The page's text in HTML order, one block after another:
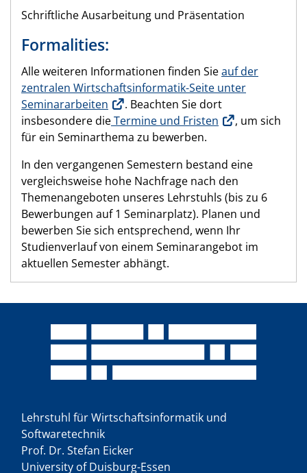
Schriftliche Ausarbeitung und Präsentation
Formalities:
Alle weiteren Informationen finden Sieauf der
zentralen Wirtschaftsinformatik-Seite unter
Seminararbeiten
. Beachten Sie dort
insbesondere dieTermine und Fristen
, um sich
für ein Seminarthema zu bewerben.
In den vergangenen Semestern bestand eine
vergleichsweise hohe Nachfrage nach den
Themenangeboten unseres Lehrstuhls (bis zu 6
Bewerbungen auf 1 Seminarplatz). Planen und
bewerben Sie sich entsprechend, wenn Ihr
Studienverlauf von einem Seminarangebot im
aktuellen Semester abhängt.
Lehrstuhl für Wirtschaftsinformatik und
Softwaretechnik
Prof. Dr. Stefan Eicker
University of Duisburg-Essen